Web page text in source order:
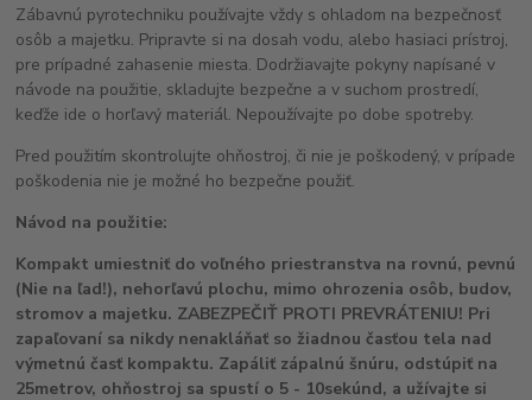
Zábavnú pyrotechniku používajte vždy s ohladom na bezpečnosť
osôb a majetku. Pripravte si na dosah vodu, alebo hasiaci prístroj,
pre prípadné zahasenie miesta. Dodržiavajte pokyny napísané v
návode na použitie, skladujte bezpečne a v suchom prostredí,
keďže ide o horľavý materiál. Nepoužívajte po dobe spotreby.
Pred použitím skontrolujte ohňostroj, či nie je poškodený, v prípade
poškodenia nie je možné ho bezpečne použiť.
Návod na použitie:
Kompakt umiestniť do voľného priestranstva na rovnú, pevnú
(Nie na ľad!), nehorľavú plochu, mimo ohrozenia osôb, budov,
stromov a majetku. ZABEZPEČIŤ PROTI PREVRÁTENIU! Pri
zapaľovaní sa nikdy nenakláňať so žiadnou časťou tela nad
výmetnú časť kompaktu. Zapáliť zápalnú šnúru, odstúpiť na
25metrov, ohňostroj sa spustí o 5 - 10sekúnd, a užívajte si